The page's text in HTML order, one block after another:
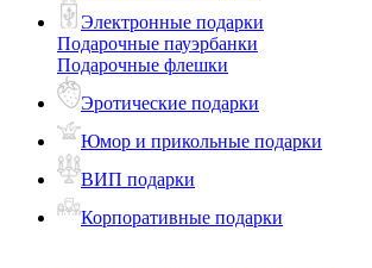
Электронные подарки
Подарочные пауэрбанки
Подарочные флешки
Эротические подарки
Юмор и прикольные подарки
ВИП подарки
Корпоративные подарки